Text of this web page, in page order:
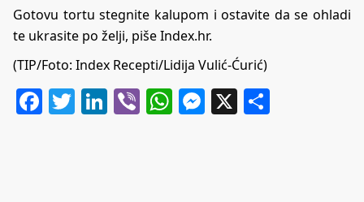
Gotovu tortu stegnite kalupom i ostavite da se ohladi
te ukrasite po želji, piše Index.hr.
(TIP/Foto: Index Recepti/Lidija Vulić-Ćurić)
Facebook
Twitter
LinkedIn
ViberWhatsApp
Messenger
X